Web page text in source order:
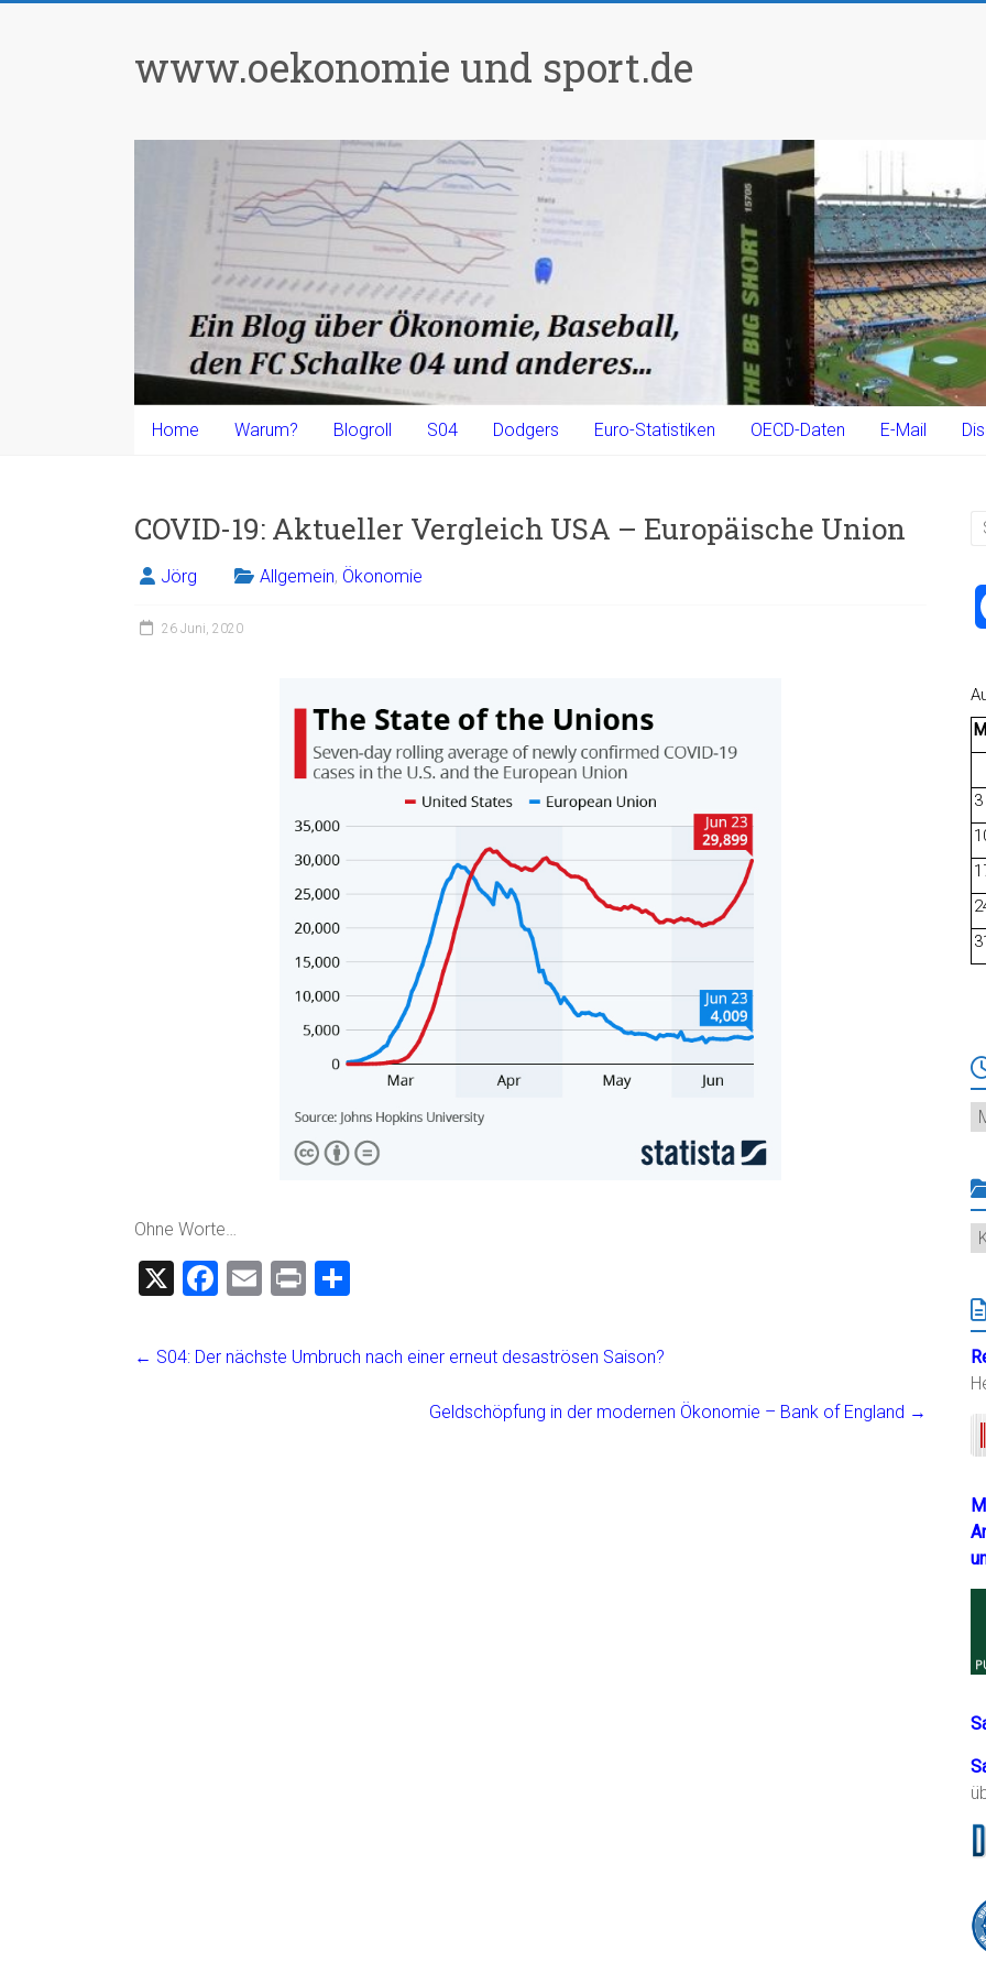
www.oekonomie und sport.de
Home Warum? Blogroll S04 Dodgers Euro-Statistiken OECD-Daten E-Mail
COVID-19: Aktueller Vergleich USA – Europäische Union
Jörg Allgemein, Ökonomie
26 Juni, 2020
Ohne Worte…
X
F
ce
E
ai
Pr
t
e
← S04: Der nächste Umbruch nach einer erneut desaströsen Saison?
Geldschöpfung in der modernen Ökonomie – Bank of England →
M
3